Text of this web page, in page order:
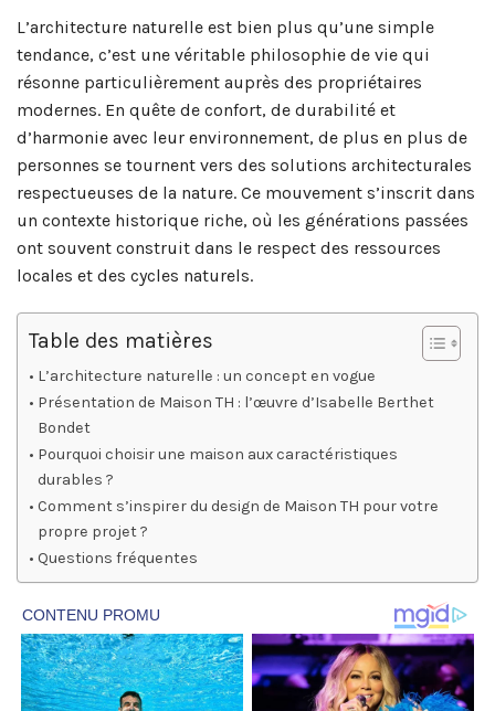
L’architecture naturelle est bien plus qu’une simple
tendance, c’est une véritable philosophie de vie qui
résonne particulièrement auprès des propriétaires
modernes. En quête de confort, de durabilité et
d’harmonie avec leur environnement, de plus en plus de
personnes se tournent vers des solutions architecturales
respectueuses de la nature. Ce mouvement s’inscrit dans
un contexte historique riche, où les générations passées
ont souvent construit dans le respect des ressources
locales et des cycles naturels.
Table des matières
L’architecture naturelle : un concept en vogue
Présentation de Maison TH : l’œuvre d’Isabelle Berthet
Bondet
Pourquoi choisir une maison aux caractéristiques
durables ?
Comment s’inspirer du design de Maison TH pour votre
propre projet ?
Questions fréquentes